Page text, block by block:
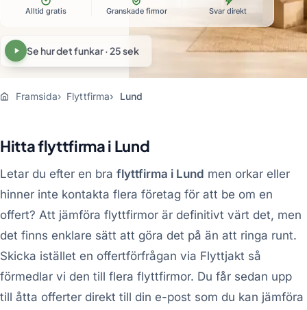
Alltid gratis Granskade firmor Svar direkt
Se hur det funkar · 25 sek
Framsida Flyttfirma Lund
Hitta flyttfirma i Lund
Letar du efter en bra flyttfirma i Lund men orkar eller
hinner inte kontakta flera företag för att be om en
offert? Att jämföra flyttfirmor är definitivt värt det, men
det finns enklare sätt att göra det på än att ringa runt.
Skicka istället en offertförfrågan via Flyttjakt så
förmedlar vi den till flera flyttfirmor. Du får sedan upp
till åtta offerter direkt till din e-post som du kan jämföra